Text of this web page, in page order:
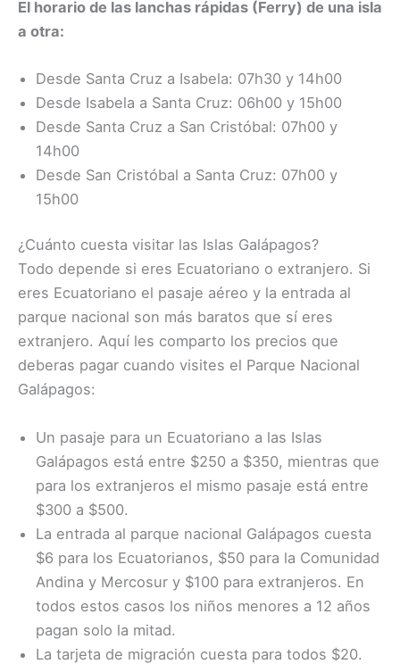
El horario de las lanchas rápidas (Ferry) de una isla
a otra:
Desde Santa Cruz a Isabela: 07h30 y 14h00
Desde Isabela a Santa Cruz: 06h00 y 15h00
Desde Santa Cruz a San Cristóbal: 07h00 y
14h00
Desde San Cristóbal a Santa Cruz: 07h00 y
15h00
¿Cuánto cuesta visitar las Islas Galápagos?
Todo depende si eres Ecuatoriano o extranjero. Si
eres Ecuatoriano el pasaje aéreo y la entrada al
parque nacional son más baratos que sí eres
extranjero. Aquí les comparto los precios que
deberas pagar cuando visites el Parque Nacional
Galápagos:
Un pasaje para un Ecuatoriano a las Islas
Galápagos está entre $250 a $350, mientras que
para los extranjeros el mismo pasaje está entre
$300 a $500.
La entrada al parque nacional Galápagos cuesta
$6 para los Ecuatorianos, $50 para la Comunidad
Andina y Mercosur y $100 para extranjeros. En
todos estos casos los niños menores a 12 años
pagan solo la mitad.
La tarjeta de migración cuesta para todos $20.